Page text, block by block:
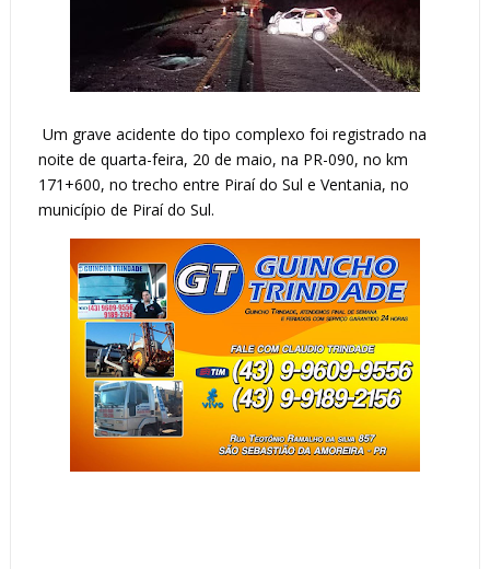
Um grave acidente do tipo complexo foi registrado na
noite de quarta-feira, 20 de maio, na PR-090, no km
171+600, no trecho entre Piraí do Sul e Ventania, no
município de Piraí do Sul.